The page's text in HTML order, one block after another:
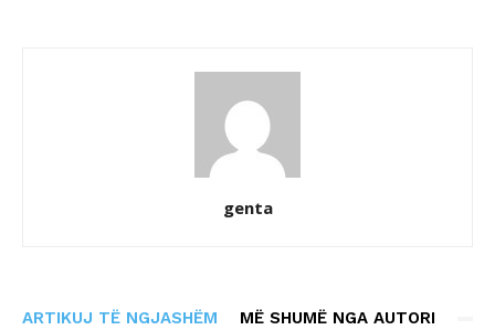
genta
ARTIKUJ TË NGJASHËM MË SHUMË NGA AUTORI